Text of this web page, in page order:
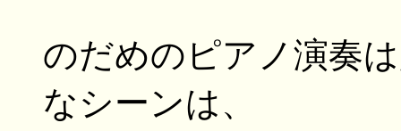
のだめのピアノ演奏
なシーンは、